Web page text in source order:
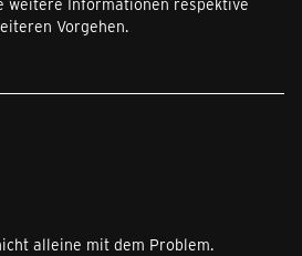
weitere Informationen respektive
Vorgehen.
alleine mit dem Problem.